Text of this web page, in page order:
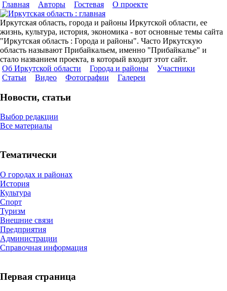
Главная Авторы Гостевая О проекте
Иркутская область, города и районы Иркутской области, ее
жизнь, культура, история, экономика - вот основные темы сайта
"Иркутская область : Города и районы". Часто Иркутскую
область называют Прибайкальем, именно "Прибайкалье" и
стало названием проекта, в который входит этот сайт.
Об Иркутской области
Города и районы
Участники
Cтатьи
Видео Фотографии Галереи
Новости, статьи
Выбор редакции
Все материалы
Тематически
О городах и районах
История
Культура
Спорт
Туризм
Внешние связи
Предприятия
Администрации
Справочная информация
Первая страница